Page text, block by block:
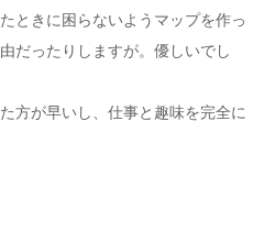
ときに困らないようマップを作っ
だったりしますが。優しいでし
方が早いし、仕事と趣味を完全に